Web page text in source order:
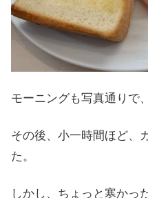
モーニングも写真通りで
その後、小一時間ほど、
た。
しかし、ちょっと寒かっ